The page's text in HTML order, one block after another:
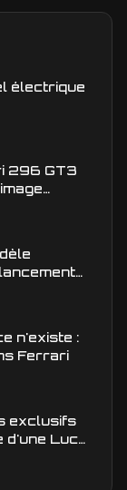
électrique
296 GT3
n'existe :
Ferrari
exclusifs
d'une Luce